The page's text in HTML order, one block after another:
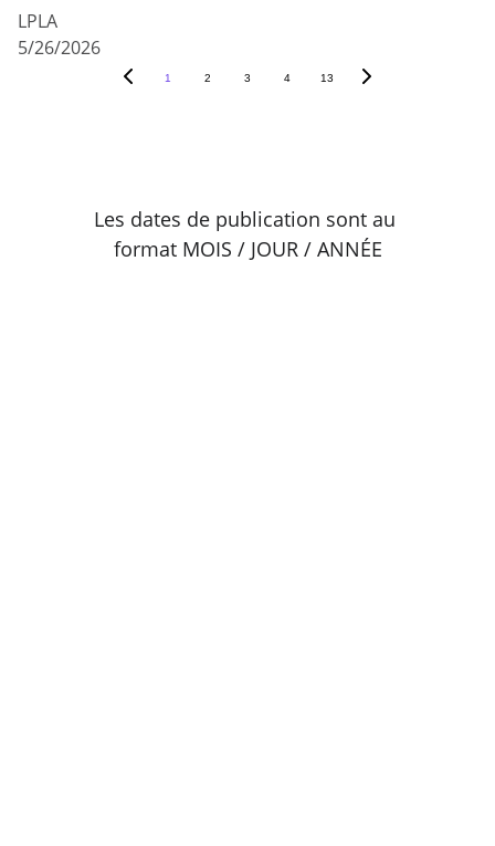
LPLA
5/26/2026
1 2 3 4 13
Les dates de publication sont au
format MOIS / JOUR / ANNÉE